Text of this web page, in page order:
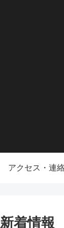
アクセス・連
新着情報